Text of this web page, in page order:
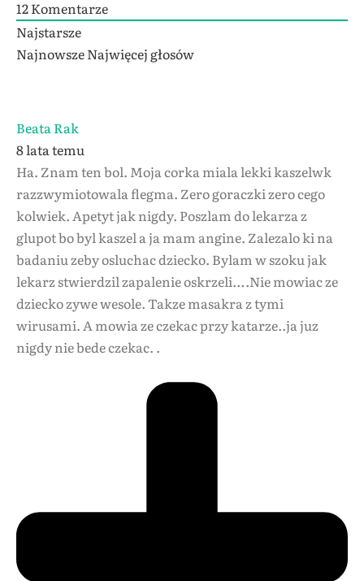
12Komentarze
Najstarsze
NajnowszeNajwięcej głosów
Beata Rak
8 lata temu
Ha. Znam ten bol. Moja corka miala lekki kaszelwk
razzwymiotowala flegma. Zero goraczki zero cego
kolwiek. Apetyt jak nigdy. Poszlam do lekarza z
glupot bo byl kaszel a ja mam angine. Zalezalo ki na
badaniu zeby osluchac dziecko. Bylam w szoku jak
lekarz stwierdzil zapalenie oskrzeli….Nie mowiac ze
dziecko zywe wesole. Takze masakra z tymi
wirusami. A mowia ze czekac przy katarze..ja juz
nigdy nie bede czekac. .